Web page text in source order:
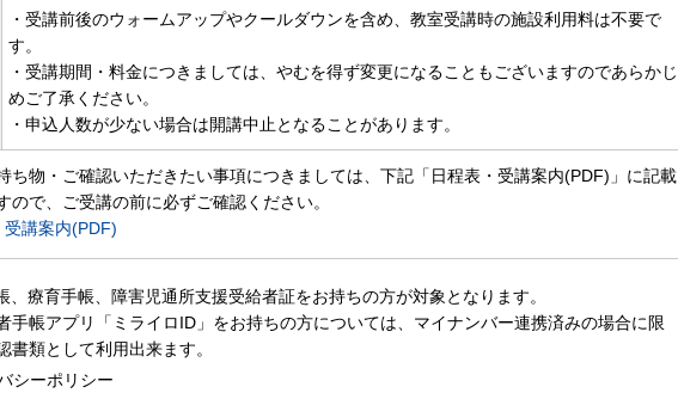
・受講前後のウォームアップやクールダウンを含め、教室受講時の施設利用料は不要で
す。
・受講期間・料金につきましては、やむを得ず変更になることもございますのであらかじ
めご了承ください。
・申込人数が少ない場合は開講中止となることがあります。
ち物・ご確認いただきたい事項につきましては、下記「日程表・受講案内(PDF)」に記載
ので、ご受講の前に必ずご確認ください。
受講案内(PDF)
、療育手帳、障害児通所支援受給者証をお持ちの方が対象となります。
手帳アプリ「ミライロID」をお持ちの方については、マイナンバー連携済みの場合に限
書類として利用出来ます。
シーポリシー